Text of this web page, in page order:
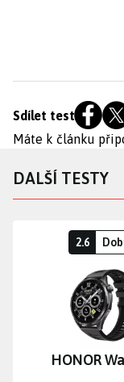
Sdílet test
Máte k článku
DALŠÍ TESTY
2.6
HONOR